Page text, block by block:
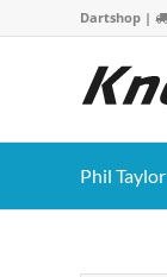
Dartshop |
Phil Taylor